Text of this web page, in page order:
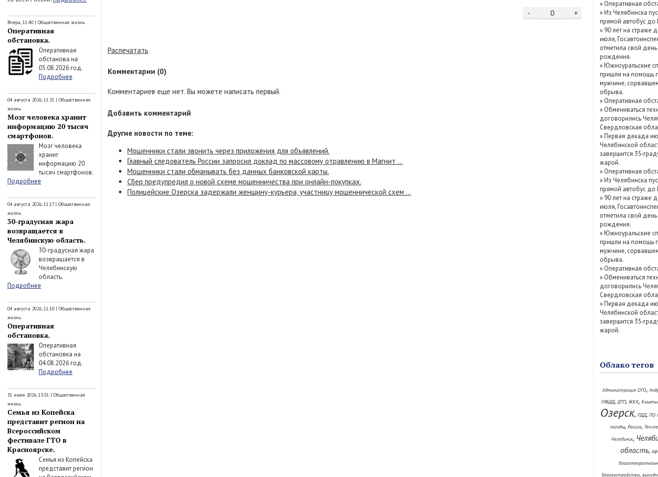
Вчера, 11:40 | Общественная жизнь
Оперативная
обстановка.
Оперативная
обстанова на
05.08.2026 год.
Подробнее
04 августа 2026, 11:21 | Общественная
жизнь
Мозг человека хранит
информацию 20 тысяч
смартфонов.
Мозг человека
хранит
информацию 20
тысяч смартфонов.
Подробнее
04 августа 2026, 11:17| Общественная
жизнь
30-градусная жара
возвращается в
Челябинскую область.
30-градусная жара
возвращается в
Челябинскую
область.
Подробнее
04 августа 2026, 11:10 | Общественная
жизнь
Оперативная
обстановка.
Оперативная
обстановка на
04.08.2026 год.
Подробнее
31 июля 2026, 13:51 | Общественная
жизнь
Семья из Копейска
представит регион на
Всероссийском
фестивале ГТО в
Красноярске.
Семья из Копейска
представит регион
- 0 +
Распечатать
Комментарии (0)
Комментариев еще нет. Вы можете написать первый.
Добавить комментарий
Другие новости по теме:
Мошенники стали звонить через приложения для объявлений.
Главный следователь России запросил доклад по массовому отравлению в Магнит ...
Мошенники стали обманывать без данных банковской карты.
Сбер предупредил о новой схеме мошенничества при онлайн-покупках.
Полицейские Озерска задержали женщину-курьера, участницу мошеннической схем ...
Май 2026 (69)
Апрель 2026
Март 2026 (79)
Показать /
архив
» Оперативная
»Из Челябинска
прямой автобус
» 90 лет на страже
июля,
отметила свой день
рождения.
»Южноуральские
пришли на помощь
мужчине,
обрыва.
» Оперативная
» Обмениваться
договорились
Свердловская
»Первая декада
Челябинской
завершится
жарой.
» Оперативная
»Из Челябинска
прямой автобус
» 90 лет на страже
июля,
отметила свой день
рождения.
»Южноуральские
пришли на помощь
мужчине,
обрыва.
» Оперативная
» Обмениваться
договорились
Свердловская
»Первая декада
Челябинской
завершится
жарой.
Облако тегов
Администрация ОГО,
ГИБДД,ДТП, ЖКХ,
Озерск, ПДД, ПО
погоды, Россия,
Челябинск,
область,
благоустройство,